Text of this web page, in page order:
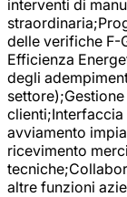
interventi di
delle verifiche F-
Efficienza
degli
clienti;Interfaccia
avviamento
ricevimento
altre funzioni